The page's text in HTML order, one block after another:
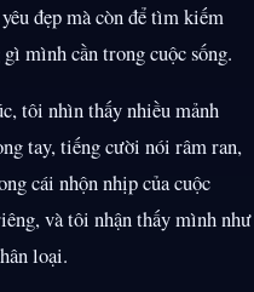
đẹp mà còn để tìm kiếm
mình cần trong cuộc sống.
tôi nhìn thấy nhiều mảnh
tay, tiếng cười nói râm ran,
cái nhộn nhịp của cuộc
và tôi nhận thấy mình như
loại.